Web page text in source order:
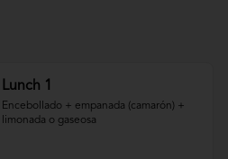
Lunch 1
Encebollado + empanada (camarón) +
limonada o gaseosa